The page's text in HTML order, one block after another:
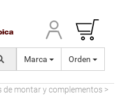
Marca Orden
de montar y complementos >